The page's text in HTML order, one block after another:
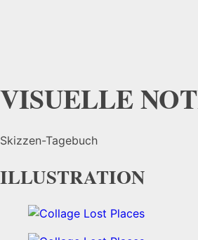
VISUELLE
Skizzen-Tagebuch
ILLUSTRATION